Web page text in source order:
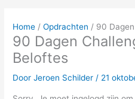
Home /Opdrachten / 90
90 Dagen
Beloftes
DoorJeroen Schilder/ 21